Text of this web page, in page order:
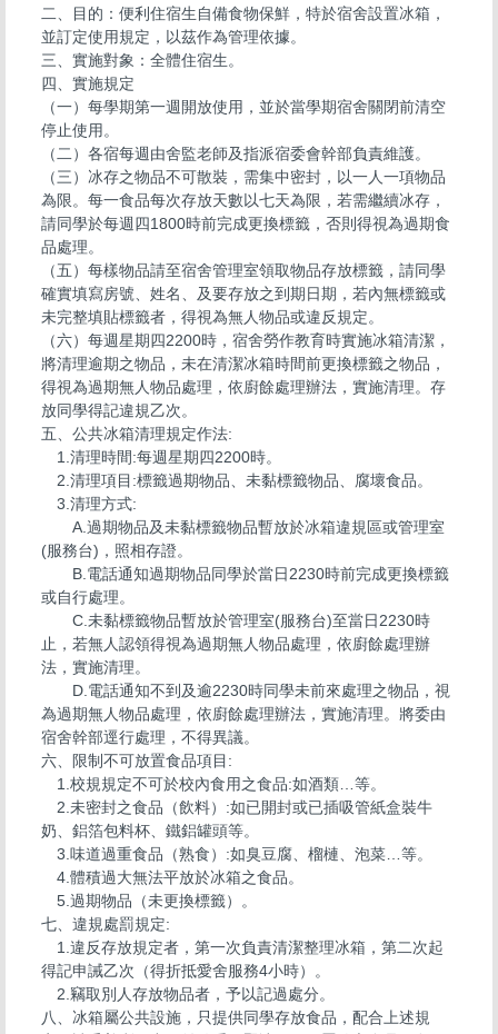
二、目的：便利住宿生自備食物保鮮，特於宿舍設置冰箱，
並訂定使用規定，以茲作為管理依據。
三、實施對象：全體住宿生。
四、實施規定
（一）每學期第一週開放使用，並於當學期宿舍關閉前清空
停止使用。
（二）各宿每週由舍監老師及指派宿委會幹部負責維護。
（三）冰存之物品不可散裝，需集中密封，以一人一項物品
為限。每一食品每次存放天數以七天為限，若需繼續冰存，
請同學於每週四1800時前完成更換標籤，否則得視為過期食
品處理。
（五）每樣物品請至宿舍管理室領取物品存放標籤，請同學
確實填寫房號、姓名、及要存放之到期日期，若內無標籤或
未完整填貼標籤者，得視為無人物品或違反規定。
（六）每週星期四2200時，宿舍勞作教育時實施冰箱清潔，
將清理逾期之物品，未在清潔冰箱時間前更換標籤之物品，
得視為過期無人物品處理，依廚餘處理辦法，實施清理。存
放同學得記違規乙次。
五、公共冰箱清理規定作法:
1.清理時間:每週星期四2200時。
2.清理項目:標籤過期物品、未黏標籤物品、腐壞食品。
3.清理方式:
A.過期物品及未黏標籤物品暫放於冰箱違規區或管理室
(服務台)，照相存證。
B.電話通知過期物品同學於當日2230時前完成更換標籤
或自行處理。
C.未黏標籤物品暫放於管理室(服務台)至當日2230時
止，若無人認領得視為過期無人物品處理，依廚餘處理辦
法，實施清理。
D.電話通知不到及逾2230時同學未前來處理之物品，視
為過期無人物品處理，依廚餘處理辦法，實施清理。將委由
宿舍幹部逕行處理，不得異議。
六、限制不可放置食品項目:
1.校規規定不可於校內食用之食品:如酒類…等。
2.未密封之食品（飲料）:如已開封或已插吸管紙盒裝牛
奶、鋁箔包料杯、鐵鋁罐頭等。
3.味道過重食品（熟食）:如臭豆腐、榴槤、泡菜…等。
4.體積過大無法平放於冰箱之食品。
5.過期物品（未更換標籤）。
七、違規處罰規定:
1.違反存放規定者，第一次負責清潔整理冰箱，第二次起
得記申誡乙次（得折抵愛舍服務4小時）。
2.竊取別人存放物品者，予以記過處分。
八、冰箱屬公共設施，只提供同學存放食品，配合上述規